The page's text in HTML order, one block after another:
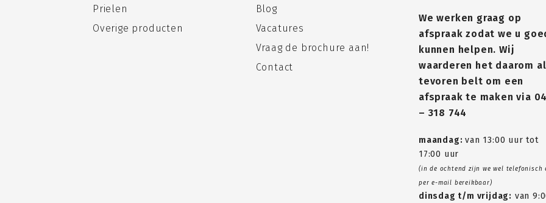
Prielen
Overige producten
Blog
Vacatures
Vraag de brochure aan!
Contact
We werken graag op
afspraak zodat we u
kunnen helpen. Wij
waarderen het daarom
tevoren belt om een
afspraak te maken via
– 318 744
maandag:van 13:00 uur tot
17:00 uur
(in de ochtend zijn we wel telefonisch
per e-mail bereikbaar)
dinsdag t/m vrijdag: van